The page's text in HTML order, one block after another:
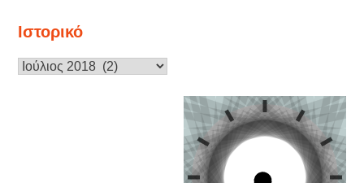
Ιστορικό
Ιστορικό